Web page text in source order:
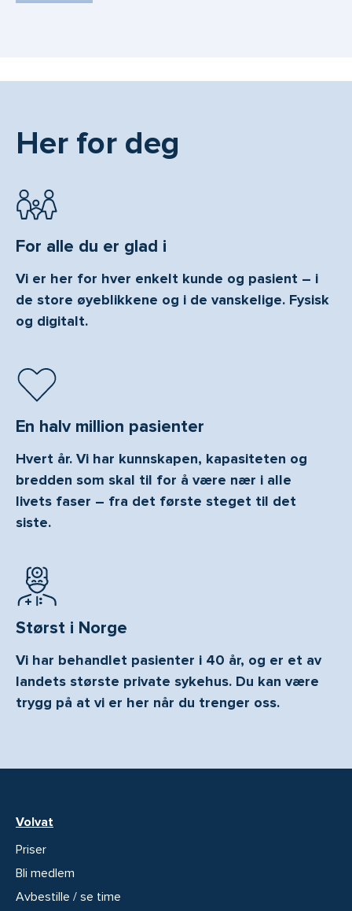
Her for deg
For alle du er glad i
Vi er her for hver enkelt kunde og pasient – i
de store øyeblikkene og i de vanskelige. Fysisk
og digitalt.
En halv million pasienter
Hvert år. Vi har kunnskapen, kapasiteten og
bredden som skal til for å være nær i alle
livets faser – fra det første steget til det
siste.
Størst i Norge
Vi har behandlet pasienter i 40 år, og er et av
landets største private sykehus. Du kan være
trygg på at vi er her når du trenger oss.
Volvat
Priser
Bli medlem
Avbestille / se time